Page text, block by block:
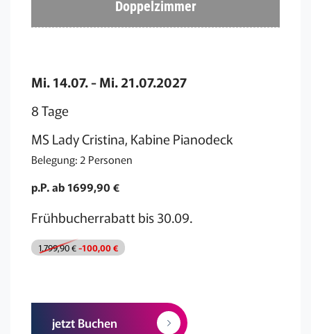
Doppelzimmer
Mi. 14.07. - Mi. 21.07.2027
8 Tage
MS Lady Cristina, Kabine Pianodeck
Belegung: 2 Personen
p.P. ab 1699,90 €
Frühbucherrabatt bis 30.09.
1.799,90 €-100,00 €
jetzt Buchen